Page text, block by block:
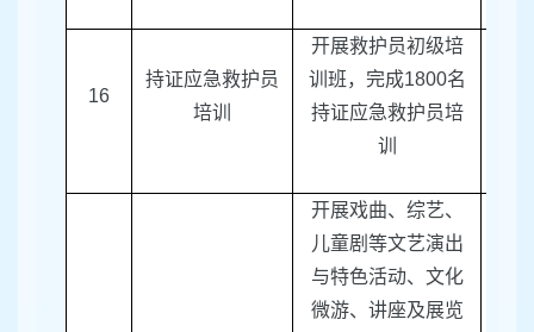
16
持证应急救护员
培训
开展救护员初级培
训班，完成1800名
持证应急救护员培
训
开展戏曲、综艺、
儿童剧等文艺演出
与特色活动、文化
微游、讲座及展览